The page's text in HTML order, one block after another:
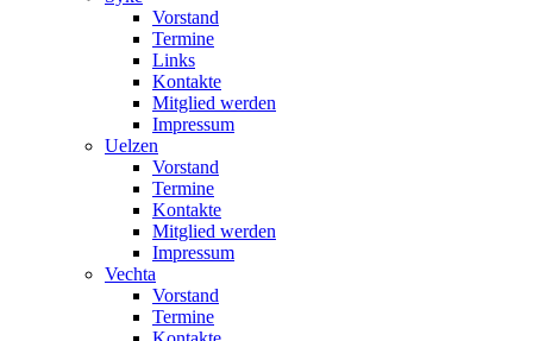
Vorstand
Termine
Links
Kontakte
Mitglied werden
Impressum
Uelzen
Vorstand
Termine
Kontakte
Mitglied werden
Impressum
Vechta
Vorstand
Termine